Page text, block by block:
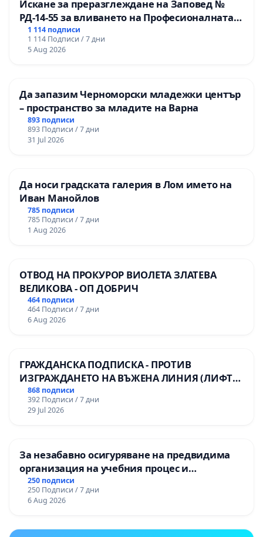
Искане за преразглеждане на Заповед №
РД-14-55 за вливането на Професионалната
гимназия по промишлени технологии в
Професионалната гимназия по икономика и
мениджмънт – гр. Пазарджик
1 114 подписи
1 114 Подписи / 7 дни
5 Aug 2026
Да запазим Черноморски младежки център
– пространство за младите на Варна
893 подписи
893 Подписи / 7 дни
31 Jul 2026
Да носи градската галерия в Лом името на
Иван Манойлов
785 подписи
785 Подписи / 7 дни
1 Aug 2026
ОТВОД НА ПРОКУРОР ВИОЛЕТА ЗЛАТЕВА
ВЕЛИКОВА - ОП ДОБРИЧ
464 подписи
464 Подписи / 7 дни
6 Aug 2026
ГРАЖДАНСКА ПОДПИСКА - ПРОТИВ
ИЗГРАЖДАНЕТО НА ВЪЖЕНА ЛИНИЯ (ЛИФТ)
НА ТЕРИТОРИЯТА НА ПРИРОДНА
ЗАБЕЛЕЖИТЕЛНОСТ „ХЪЛМ НА
ОСВОБОДИТЕЛИТЕ“ (БУНАРДЖИК)
868 подписи
392 Подписи / 7 дни
29 Jul 2026
За незабавно осигуряване на предвидима
организация на учебния процес и
гарантиране на правото на равнопоставено
и качествено образование на учениците от
ОУ „Княз Александър I“ и Хуманитарна
250 подписи
250 Подписи / 7 дни
6 Aug 2026